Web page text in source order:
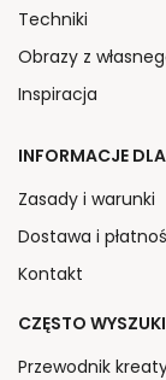
Techniki
Obrazy z
Inspiracja
INFORMACJE
Zasady i warunki
Dostawa i
Kontakt
CZĘSTO
Przewodnik